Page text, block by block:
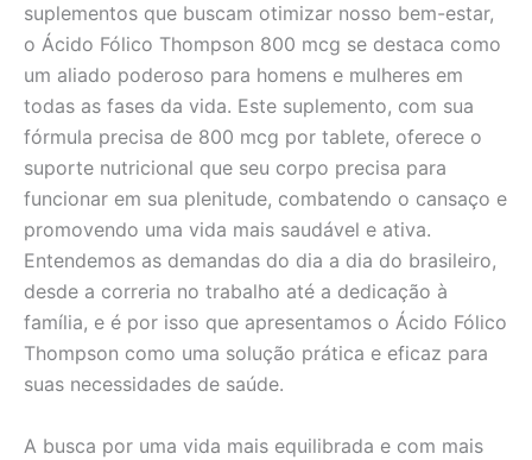
suplementos que buscam otimizar nosso bem-estar,
o Ácido Fólico Thompson 800 mcg se destaca como
um aliado poderoso para homens e mulheres em
todas as fases da vida. Este suplemento, com sua
fórmula precisa de 800 mcg por tablete, oferece o
suporte nutricional que seu corpo precisa para
funcionar em sua plenitude, combatendo o cansaço e
promovendo uma vida mais saudável e ativa.
Entendemos as demandas do dia a dia do brasileiro,
desde a correria no trabalho até a dedicação à
família, e é por isso que apresentamos o Ácido Fólico
Thompson como uma solução prática e eficaz para
suas necessidades de saúde.
A busca por uma vida mais equilibrada e com mais